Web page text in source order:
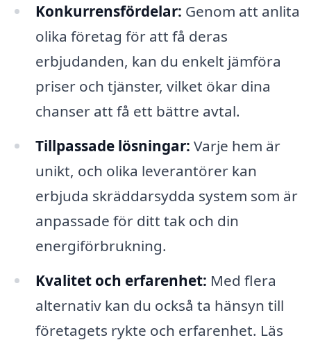
Konkurrensfördelar: Genom att anlita
olika företag för att få deras
erbjudanden, kan du enkelt jämföra
priser och tjänster, vilket ökar dina
chanser att få ett bättre avtal.
Tillpassade lösningar: Varje hem är
unikt, och olika leverantörer kan
erbjuda skräddarsydda system som är
anpassade för ditt tak och din
energiförbrukning.
Kvalitet och erfarenhet: Med flera
alternativ kan du också ta hänsyn till
företagets rykte och erfarenhet. Läs